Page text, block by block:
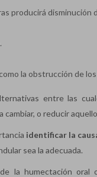
producirá disminución
como la obstrucción de
entre las
o reducir
identificar la
sea la adecuada.
la humectación